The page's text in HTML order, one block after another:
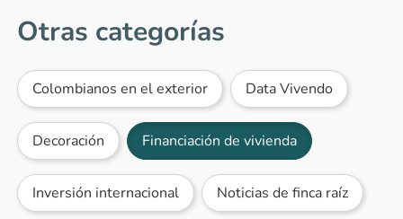
Otras categorías
Colombianos en el exterior Data Vivendo
Decoración Financiación de vivienda
Inversión internacional Noticias de finca raíz